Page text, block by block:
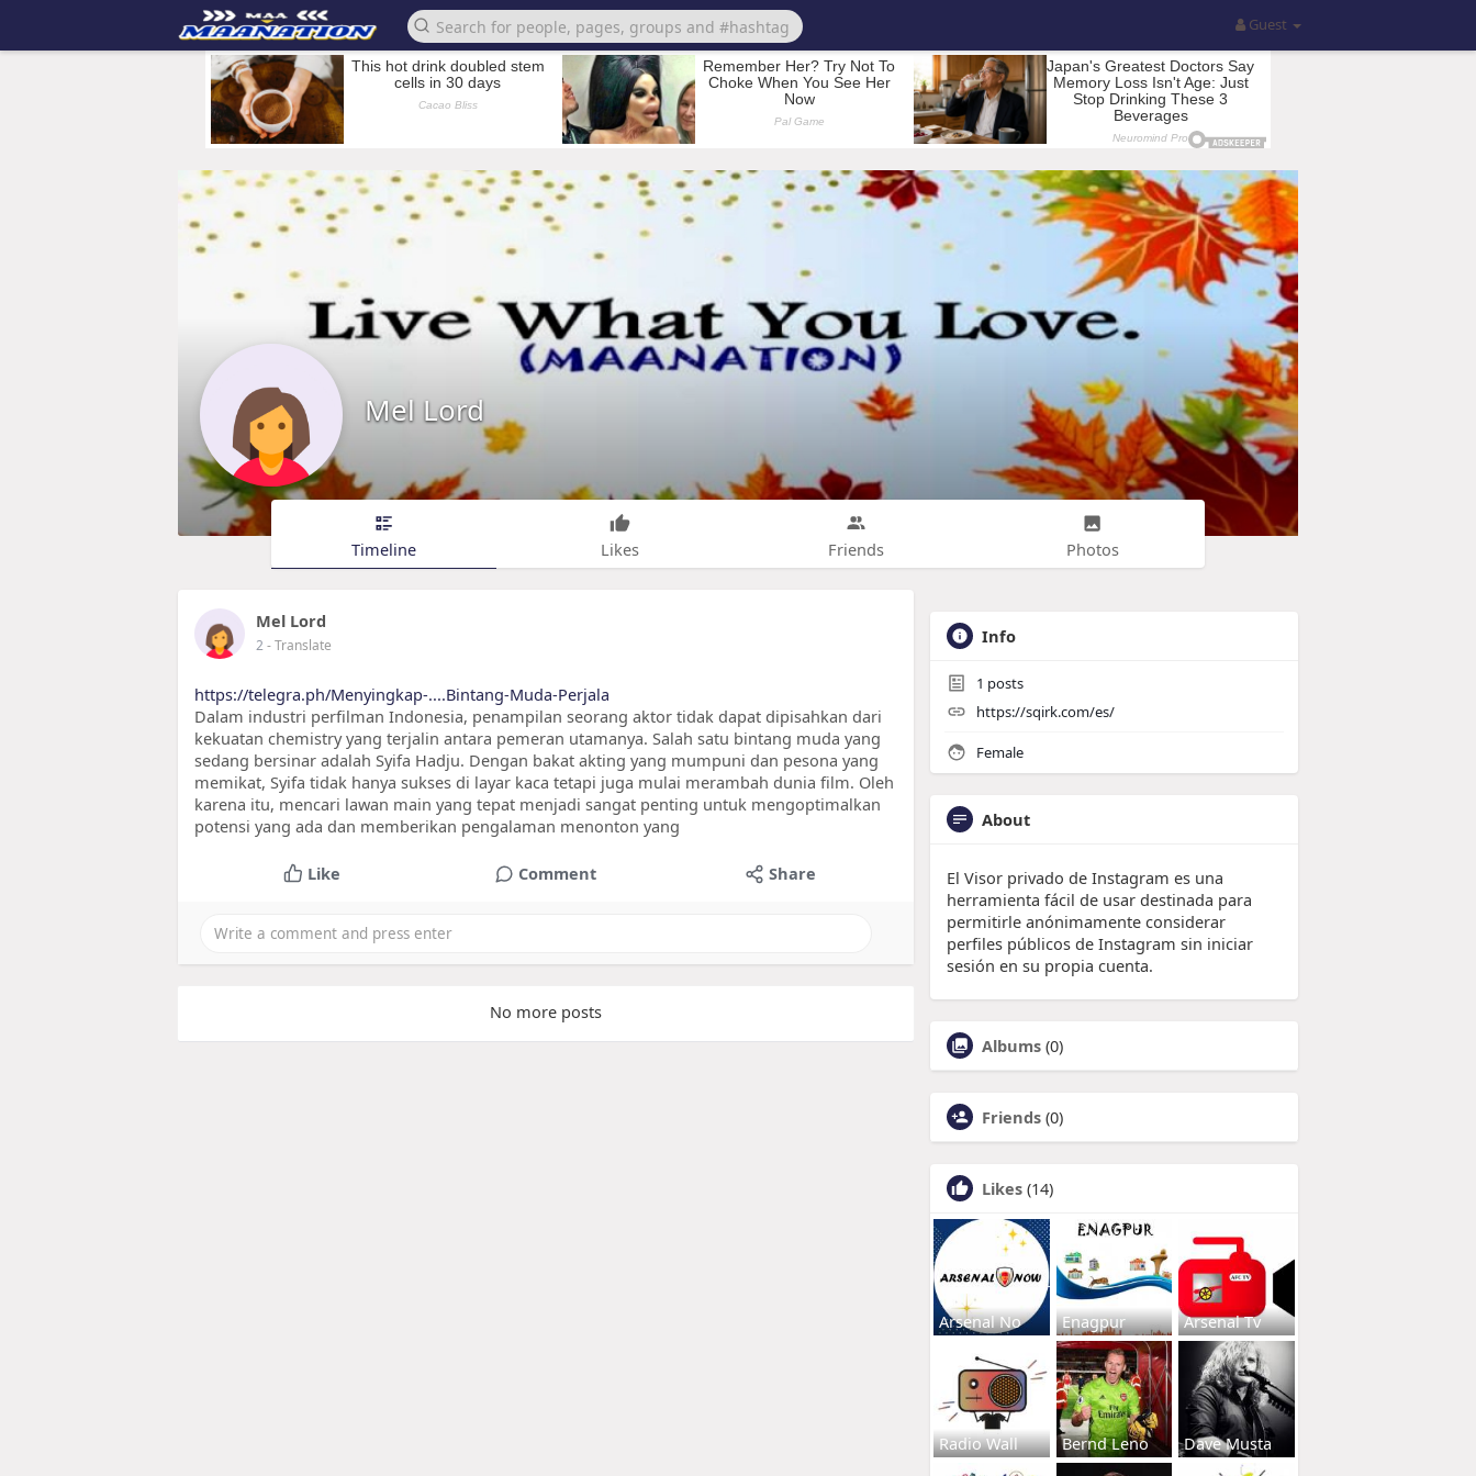
Guest
Mel Lord
Timeline Likes Friends Photos
Mel Lord
2- Translate
https://telegra.ph/Menyingkap-....Bintang-Muda-Perjala
Dalam industri perfilman Indonesia, penampilan seorang aktor tidak dapat dipisahkan dari
kekuatan chemistry yang terjalin antara pemeran utamanya. Salah satu bintang muda yang
sedang bersinar adalah Syifa Hadju. Dengan bakat akting yang mumpuni dan pesona yang
memikat, Syifa tidak hanya sukses di layar kaca tetapi juga mulai merambah dunia film. Oleh
karena itu, mencari lawan main yang tepat menjadi sangat penting untuk mengoptimalkan
potensi yang ada dan memberikan pengalaman menonton yang
Like Comment Share
No more posts
Info
1 posts
https://sqirk.com/es/
Female
About
El Visor privado de Instagram es una
herramienta fácil de usar destinada para
permitirle anónimamente considerar
perfiles públicos de Instagram sin iniciar
sesión en su propia cuenta.
Albums (0)
Friends (0)
Likes (14)
Arsenal No Enagpur Arsenal Tv
Radio Wall Bernd Leno Dave Musta